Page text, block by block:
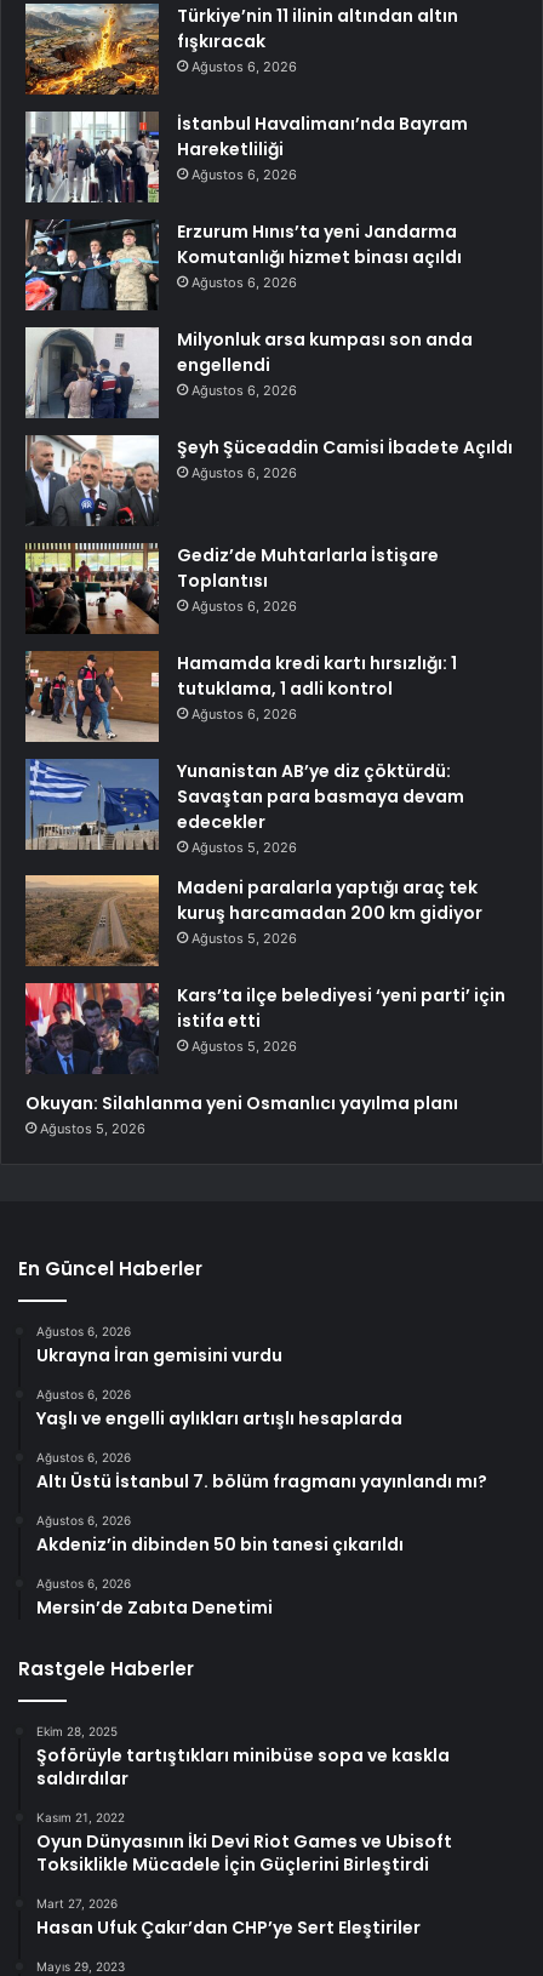
Türkiye’nin 11 ilinin altından altın
fışkıracak
Ağustos 6, 2026
İstanbul Havalimanı’nda Bayram
Hareketliliği
Ağustos 6, 2026
Erzurum Hınıs’ta yeni Jandarma
Komutanlığı hizmet binası açıldı
Ağustos 6, 2026
Milyonluk arsa kumpası son anda
engellendi
Ağustos 6, 2026
Şeyh Şüceaddin Camisi İbadete Açıldı
Ağustos 6, 2026
Gediz’de Muhtarlarla İstişare
Toplantısı
Ağustos 6, 2026
Hamamda kredi kartı hırsızlığı: 1
tutuklama, 1 adli kontrol
Ağustos 6, 2026
Yunanistan AB’ye diz çöktürdü:
Savaştan para basmaya devam
edecekler
Ağustos 5, 2026
Madeni paralarla yaptığı araç tek
kuruş harcamadan 200 km gidiyor
Ağustos 5, 2026
Kars’ta ilçe belediyesi ‘yeni parti’ için
istifa etti
Ağustos 5, 2026
Okuyan: Silahlanma yeni Osmanlıcı yayılma planı
Ağustos 5, 2026
En Güncel Haberler
Ağustos 6, 2026
Ukrayna İran gemisini vurdu
Ağustos 6, 2026
Yaşlı ve engelli aylıkları artışlı hesaplarda
Ağustos 6, 2026
Altı Üstü İstanbul 7. bölüm fragmanı yayınlandı mı?
Ağustos 6, 2026
Akdeniz’in dibinden 50 bin tanesi çıkarıldı
Ağustos 6, 2026
Mersin’de Zabıta Denetimi
Rastgele Haberler
Ekim 28, 2025
Şoförüyle tartıştıkları minibüse sopa ve kaskla
saldırdılar
Kasım 21, 2022
Oyun Dünyasının İki Devi Riot Games ve Ubisoft
Toksiklikle Mücadele İçin Güçlerini Birleştirdi
Mart 27, 2026
Hasan Ufuk Çakır’dan CHP’ye Sert Eleştiriler
Mayıs 29, 2023